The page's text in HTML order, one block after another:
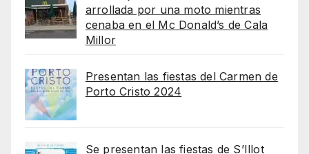
arrollada por una moto mientras
cenaba en el Mc Donald’s de Cala
Millor
Presentan las fiestas del Carmen de
Porto Cristo 2024
Se presentan las fiestas de S’Illot